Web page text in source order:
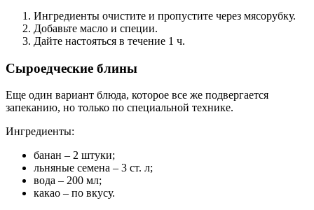
Ингредиенты очистите и пропустите через мясорубку.
Добавьте масло и специи.
Дайте настояться в течение 1 ч.
Сыроедческие блины
Еще один вариант блюда, которое все же подвергается
запеканию, но только по специальной технике.
Ингредиенты:
банан – 2 штуки;
льняные семена – 3 ст. л;
вода – 200 мл;
какао – по вкусу.